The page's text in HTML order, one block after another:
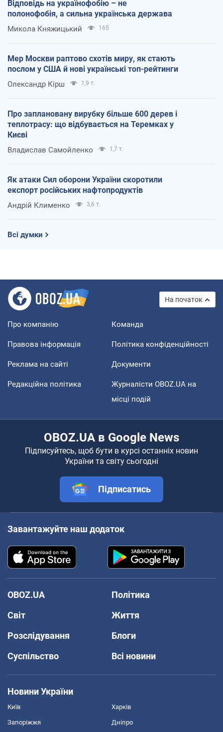
Відповідь на українофобію – не
полонофобія, а сильна українська держава
Микола Княжицький 165
Мер Москви раптово схотів миру, як стають
послом у США й нові українські топ-рейтинги
Олександр Кірш 1,9 т.
Про заплановану вирубку більше 600 дерев і
теплотрасу: що відбувається на Теремках у
Києві
Владислав Самойленко 1,7 т.
Як атаки Сил оборони України скоротили
експорт російських нафтопродуктів
Андрій Клименко 3,6 т.
Всі думки
На початок
Про компанію Команда
Правова інформація Політика конфіденційності
Реклама на сайті Документи
Редакційна політика
Журналісти OBOZ.UA на
місці подій
OBOZ.UA в Google News
Підписуйтесь, щоб бути в курсі останніх новин
України та світу сьогодні
Підписатись
Завантажуйте наш додаток
OBOZ.UA
Політика
Світ
Життя
Розслідування
Блоги
Суспільство
Всі новини
Новини України
Київ Харків
Запоріжжя Дніпро